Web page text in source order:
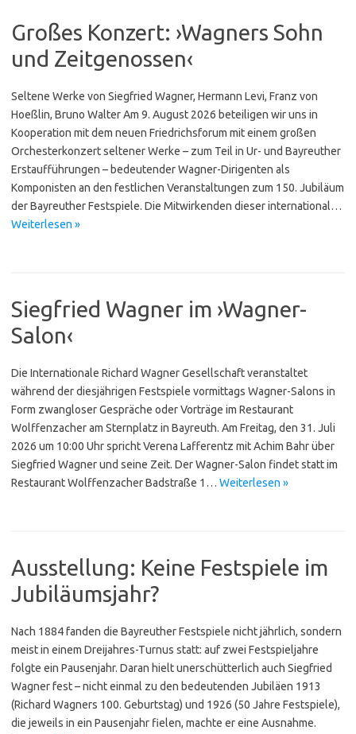
Großes Konzert: ›Wagners Sohn
und Zeitgenossen‹
Seltene Werke von Siegfried Wagner, Hermann Levi, Franz von
Hoeßlin, Bruno Walter Am 9. August 2026 beteiligen wir uns in
Kooperation mit dem neuen Friedrichsforum mit einem großen
Orchesterkonzert seltener Werke – zum Teil in Ur- und Bayreuther
Erstaufführungen – bedeutender Wagner-Diri­gen­ten als
Komponisten an den festlichen Veranstaltungen zum 150. Jubiläum
der Bayreuther Festspiele. Die Mitwirkenden dieser international…
Weiterlesen »
Siegfried Wagner im ›Wagner-
Salon‹
Die Internationale Richard Wagner Gesellschaft veranstaltet
während der diesjährigen Festspiele vormittags Wagner-Salons in
Form zwangloser Gespräche oder Vorträge im Restaurant
Wolffenzacher am Sternplatz in Bayreuth. Am Freitag, den 31. Juli
2026 um 10:00 Uhr spricht Verena Lafferentz mit Achim Bahr über
Siegfried Wagner und seine Zeit. Der Wagner-Salon findet statt im
Restaurant Wolffenzacher Badstraße 1… Weiterlesen »
Ausstellung: Keine Festspiele im
Jubiläumsjahr?
Nach 1884 fanden die Bayreuther Festspiele nicht jährlich, sondern
meist in einem Dreijahres-Turnus statt: auf zwei Festspieljahre
folgte ein Pausenjahr. Daran hielt unerschütterlich auch Siegfried
Wagner fest – nicht einmal zu den bedeutenden Jubiläen 1913
(Richard Wagners 100. Geburtstag) und 1926 (50 Jahre Festspiele),
die jeweils in ein Pausenjahr fielen, machte er eine Ausnahme.